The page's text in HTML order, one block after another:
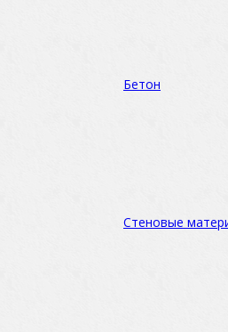
Бетон
Стеновые